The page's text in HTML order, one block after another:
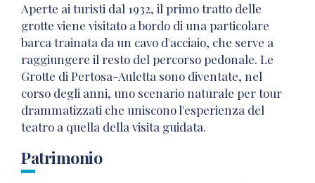
Aperte ai turisti dal 1932, il primo tratto delle
grotte viene visitato a bordo di una particolare
barca trainata da un cavo d'acciaio, che serve a
raggiungere il resto del percorso pedonale. Le
Grotte di Pertosa-Auletta sono diventate, nel
corso degli anni, uno scenario naturale per tour
drammatizzati che uniscono l'esperienza del
teatro a quella della visita guidata.
Patrimonio